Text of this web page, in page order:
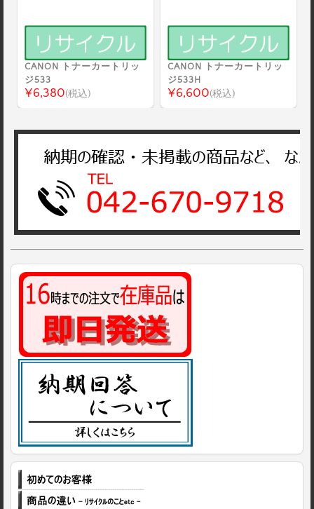
CANON トナーカートリッ
ジ533
¥6,380(税込)
CANON トナーカートリッ
ジ533H
¥6,600(税込)